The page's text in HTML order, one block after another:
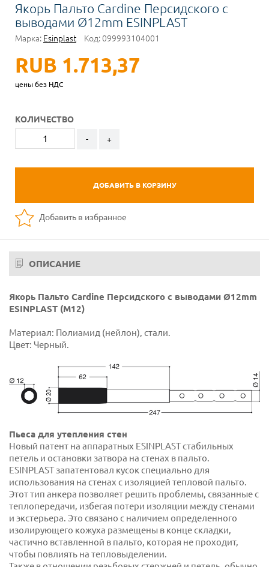
Якорь Пальто Cardine Персидского с
выводами Ø12mm ESINPLAST
Марка: Esinplast Код:099993104001
RUB 1.713,37
цены без НДС
КОЛИЧЕСТВО
- +
ДОБАВИТЬ В КОРЗИНУ
Добавить в избранное
ОПИСАНИЕ
Якорь Пальто Cardine Персидского с выводами Ø12mm
ESINPLAST (М12)
Материал: Полиамид (нейлон), стали.
Цвет: Черный.
Пьеса для утепления стен
Новый патент на аппаратных ESINPLAST стабильных
петель и остановки затвора на стенах в пальто.
ESINPLAST запатентовал кусок специально для
использования на стенах с изоляцией тепловой пальто.
Этот тип анкера позволяет решить проблемы, связанные с
теплопередачи, избегая потери изоляции между стенами
и экстерьера. Это связано с наличием определенного
изолирующего кожуха размещены в конце складки,
частично вставленной в пальто, которая не проходит,
чтобы повлиять на тепловыделении.